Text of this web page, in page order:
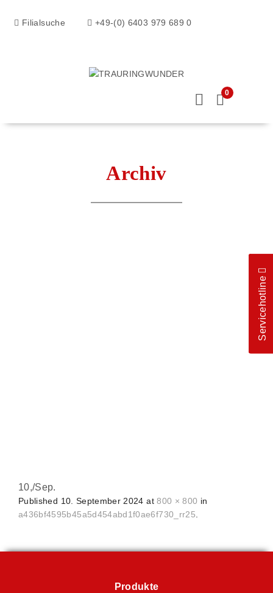
Filialsuche +49-(0) 6403 979 689 0
0
Archiv
10,/Sep.
Published 10. September 2024 at800 × 800 in
a436bf4595b45a5d454abd1f0ae6f730_rr25.
Produkte
Servicehotline